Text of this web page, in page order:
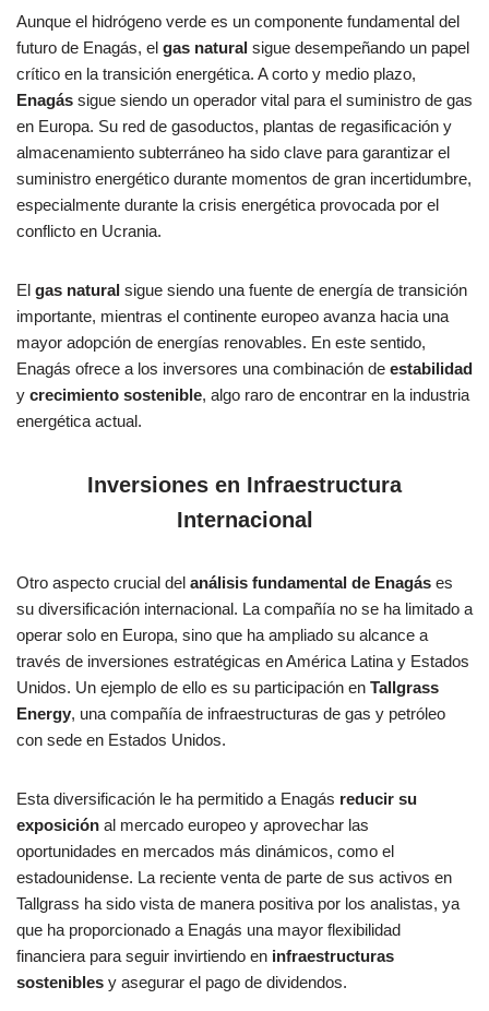
Aunque el hidrógeno verde es un componente fundamental del
futuro de Enagás, el gas natural sigue desempeñando un papel
crítico en la transición energética. A corto y medio plazo,
Enagás sigue siendo un operador vital para el suministro de gas
en Europa. Su red de gasoductos, plantas de regasificación y
almacenamiento subterráneo ha sido clave para garantizar el
suministro energético durante momentos de gran incertidumbre,
especialmente durante la crisis energética provocada por el
conflicto en Ucrania.
El gas natural sigue siendo una fuente de energía de transición
importante, mientras el continente europeo avanza hacia una
mayor adopción de energías renovables. En este sentido,
Enagás ofrece a los inversores una combinación de estabilidad
y crecimiento sostenible, algo raro de encontrar en la industria
energética actual.
Inversiones en Infraestructura
Internacional
Otro aspecto crucial del análisis fundamental de Enagás es
su diversificación internacional. La compañía no se ha limitado a
operar solo en Europa, sino que ha ampliado su alcance a
través de inversiones estratégicas en América Latina y Estados
Unidos. Un ejemplo de ello es su participación en Tallgrass
Energy, una compañía de infraestructuras de gas y petróleo
con sede en Estados Unidos.
Esta diversificación le ha permitido a Enagás reducir su
exposición al mercado europeo y aprovechar las
oportunidades en mercados más dinámicos, como el
estadounidense. La reciente venta de parte de sus activos en
Tallgrass ha sido vista de manera positiva por los analistas, ya
que ha proporcionado a Enagás una mayor flexibilidad
financiera para seguir invirtiendo en infraestructuras
sostenibles y asegurar el pago de dividendos.